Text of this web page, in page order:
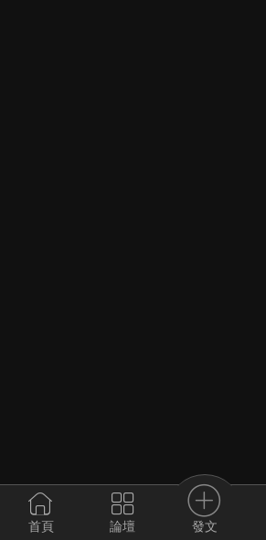
首頁 論壇 發文